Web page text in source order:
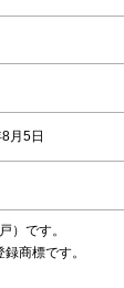
月5日
）です。
商標です。